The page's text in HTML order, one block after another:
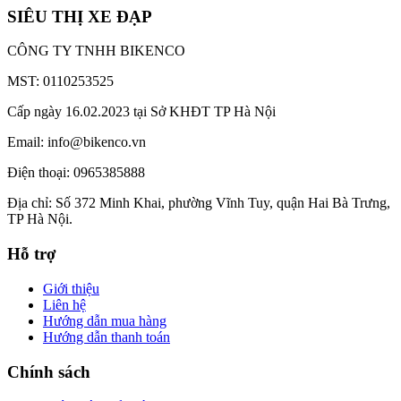
SIÊU THỊ XE ĐẠP
CÔNG TY TNHH BIKENCO
MST: 0110253525
Cấp ngày 16.02.2023 tại Sở KHĐT TP Hà Nội
Email: info@bikenco.vn
Điện thoại: 0965385888
Địa chỉ: Số 372 Minh Khai, phường Vĩnh Tuy, quận Hai Bà Trưng,
TP Hà Nội.
Hỗ trợ
Giới thiệu
Liên hệ
Hướng dẫn mua hàng
Hướng dẫn thanh toán
Chính sách